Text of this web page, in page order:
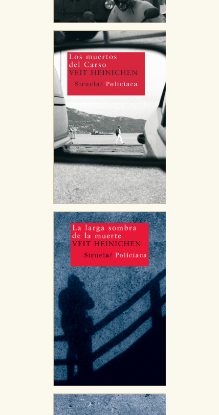
de navegación y optimizar el funcionamiento de
nuestro sitio web. Almacenan configuraciones de
servicios para que no tenga que reconfigurarlos cada
vez que nos visita. La información es agregada y, por lo
tanto, es anónima.
Cookies de publicidad y redes sociales
Estas cookies son gestionadas por nuestros socios
publicitarios y se utilizan para mostrar publicidad
relevante para sus intereses en otros sitios. No
almacenan directamente información personal sino
que se basan en la identificación única de su
navegador y dispositivo de internet.
GUARDAR CONFIGURACIÓN
Puede consultar nuestrapolítica de cookies